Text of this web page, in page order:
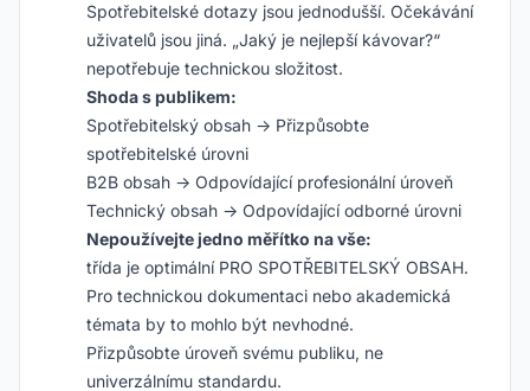
Spotřebitelské dotazy jsou jednodušší. Očekávání
uživatelů jsou jiná. „Jaký je nejlepší kávovar?“
nepotřebuje technickou složitost.
Shoda s publikem:
Spotřebitelský obsah -> Přizpůsobte
spotřebitelské úrovni
B2B obsah -> Odpovídající profesionální úroveň
Technický obsah -> Odpovídající odborné úrovni
Nepoužívejte jedno měřítko na vše:
třída je optimální PRO SPOTŘEBITELSKÝ OBSAH.
Pro technickou dokumentaci nebo akademická
témata by to mohlo být nevhodné.
Přizpůsobte úroveň svému publiku, ne
univerzálnímu standardu.